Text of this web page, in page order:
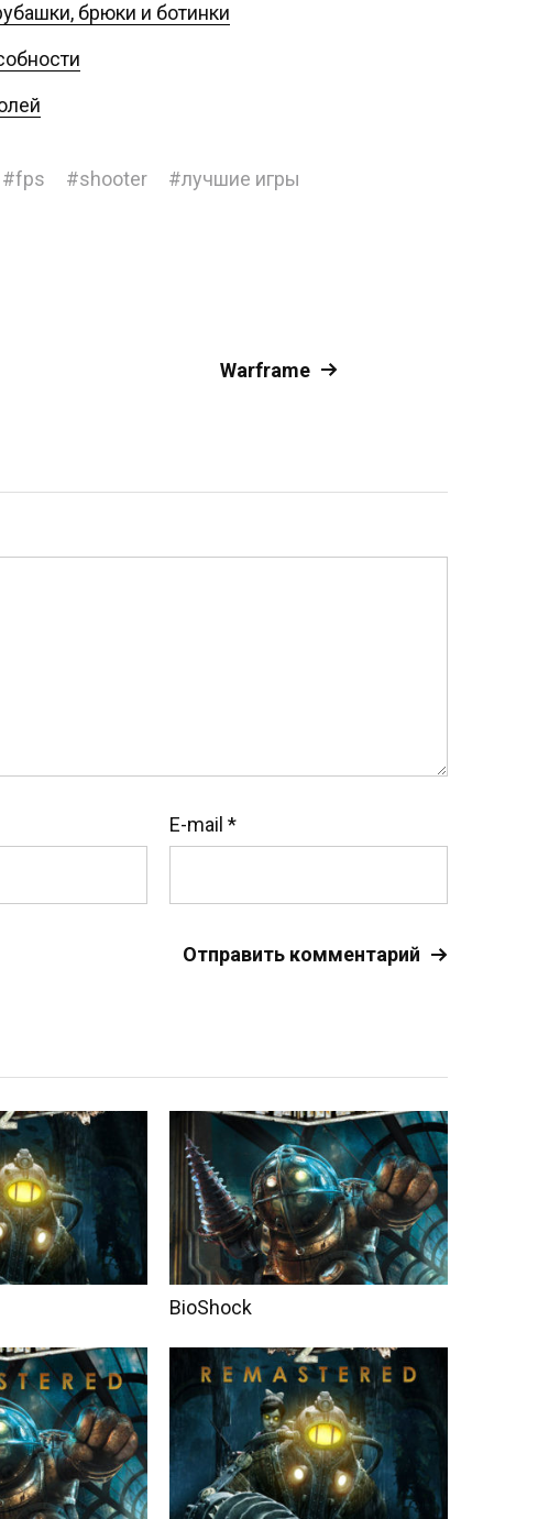
брюки и ботинки
#fps #shooter #лучшие игры
Warframe
E-mail *
BioShock